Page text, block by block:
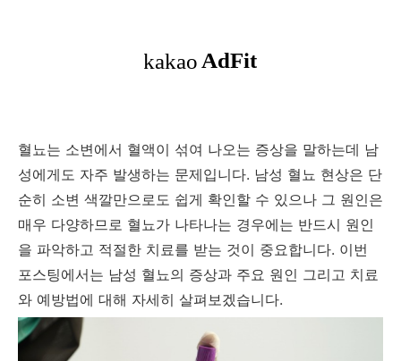
혈뇨는 소변에서 혈액이 섞여 나오는 증상을 말하는데 남
성에게도 자주 발생하는 문제입니다. 남성 혈뇨 현상은 단
순히 소변 색깔만으로도 쉽게 확인할 수 있으나 그 원인은
매우 다양하므로 혈뇨가 나타나는 경우에는 반드시 원인
을 파악하고 적절한 치료를 받는 것이 중요합니다. 이번
포스팅에서는 남성 혈뇨의 증상과 주요 원인 그리고 치료
와 예방법에 대해 자세히 살펴보겠습니다.